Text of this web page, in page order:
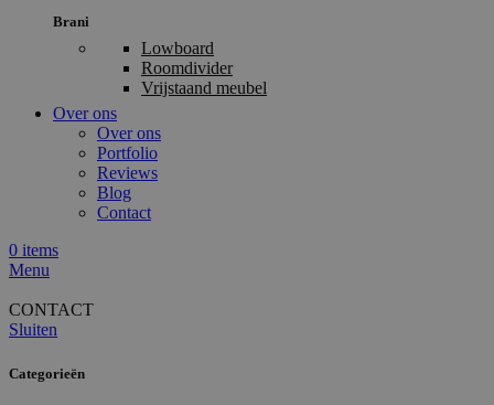
Brani
Lowboard
Roomdivider
Vrijstaand meubel
Over ons
Over ons
Portfolio
Reviews
Blog
Contact
0 items
Menu
CONTACT
Sluiten
Categorieën